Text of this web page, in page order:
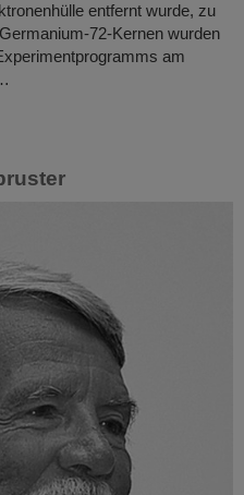
entfernt wurde, zu
72-Kernen wurden
am